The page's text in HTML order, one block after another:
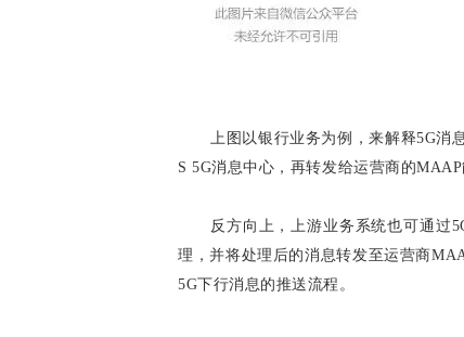
上图以银行业务为例，来解释5G消
S 5G消息中心，再转发给运营商的
反方向上，上游业务系统也可通过
理，并将处理后的消息转发至运营商
5G下行消息的推送流程。